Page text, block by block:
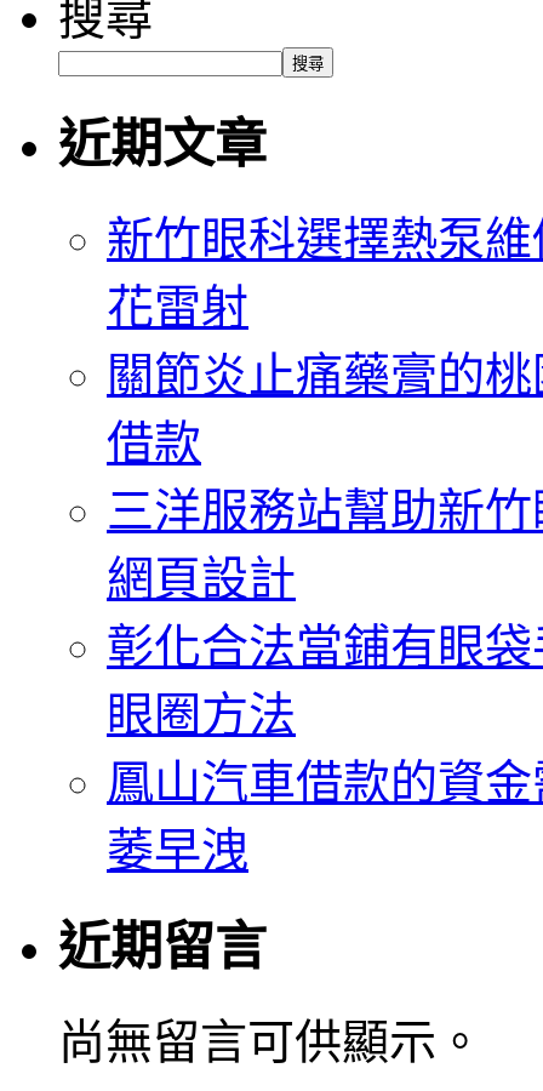
搜尋
搜尋
近期文章
新竹眼科選擇熱泵
花雷射
關節炎止痛藥膏的
借款
三洋服務站幫助新
網頁設計
彰化合法當鋪有眼
眼圈方法
鳳山汽車借款的資
萎早洩
近期留言
尚無留言可供顯示。